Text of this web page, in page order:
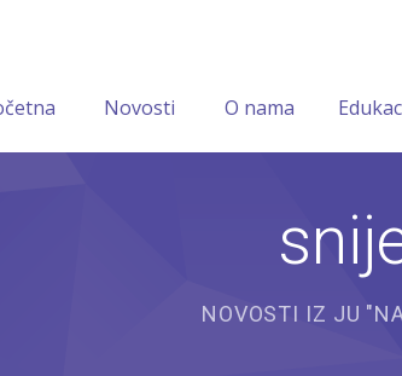
Novosti O nama
NOVOSTI IZ JU